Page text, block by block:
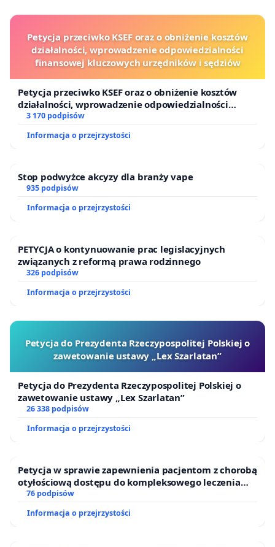
Petycja przeciwko KSEF oraz o obniżenie kosztów
działalności, wprowadzenie odpowiedzialności
finansowej kluczowych urzędników i sędziów
Petycja przeciwko KSEF oraz o obniżenie kosztów
działalności, wprowadzenie odpowiedzialności
finansowej kluczowych urzędników i sędziów
3 170 podpisów
Informacja o przejrzystości
Stop podwyżce akcyzy dla branży vape
935 podpisów
Informacja o przejrzystości
PETYCJA o kontynuowanie prac legislacyjnych
związanych z reformą prawa rodzinnego
326 podpisów
Informacja o przejrzystości
Petycja do Prezydenta Rzeczypospolitej Polskiej o
zawetowanie ustawy „Lex Szarlatan”
Petycja do Prezydenta Rzeczypospolitej Polskiej o
zawetowanie ustawy „Lex Szarlatan”
26 338 podpisów
Informacja o przejrzystości
Petycja w sprawie zapewnienia pacjentom z chorobą
otyłościową dostępu do kompleksowego leczenia
oraz programów profilaktycznych.
76 podpisów
Informacja o przejrzystości